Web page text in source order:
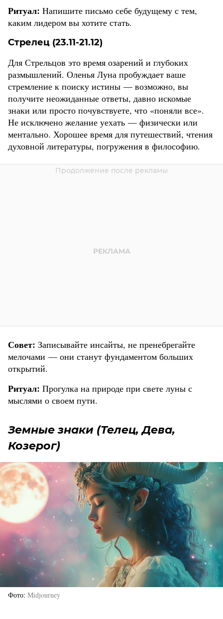
Ритуал: Напишите письмо себе будущему с тем,
каким лидером вы хотите стать.
Стрелец (23.11-21.12)
Для Стрельцов это время озарений и глубоких
размышлений. Оленья Луна пробуждает ваше
стремление к поиску истины — возможно, вы
получите неожиданные ответы, давно искомые
знаки или просто почувствуете, что «поняли все».
Не исключено желание уехать — физически или
ментально. Хорошее время для путешествий, чтения
духовной литературы, погружения в философию.
Совет: Записывайте инсайты, не пренебрегайте
мелочами — они станут фундаментом больших
открытий.
Ритуал: Прогулка на природе при свете луны с
мыслями о своем пути.
Земные знаки (Телец, Дева,
Козерог)
Фото Midjourney